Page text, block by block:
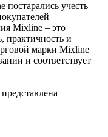
учесть
Mixline – это
практичность и
марки Mixline
и соответствует